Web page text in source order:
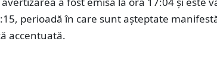
perioadă în care sunt așteptate
accentuată.